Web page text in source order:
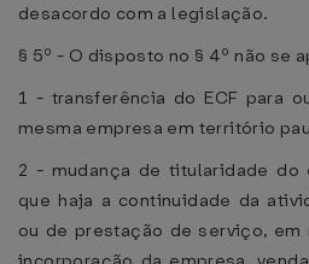
desacordo com a legislação.
§ 5º - O disposto no § 4º não se
1 - transferência do ECF para
mesma empresa em território
2 - mudança de titularidade do
que haja a continuidade da
ou de prestação de serviço, em